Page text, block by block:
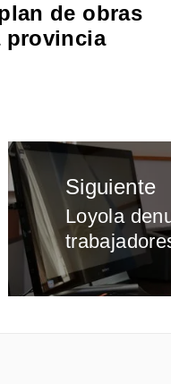
de obras
provincia
Siguiente
Entrada
siguiente:
Loyola